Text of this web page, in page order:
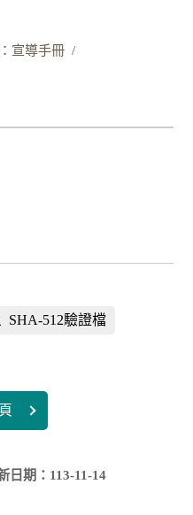
宣導手冊
SHA-512驗證檔
日期： 113-11-14